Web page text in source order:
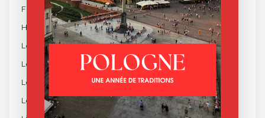
Fêtes en Pologne
Histoire de la Pologne
Les Desserts Polonais
Les Entrées Polonaises
Les Plats Polonais
Les Soupes Polonaises